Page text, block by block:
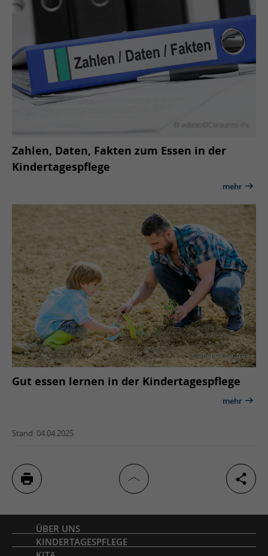
© adobe©Coloures-Pic
Zahlen, Daten, Fakten zum Essen in der
Kindertagespflege
mehr
© adobe©be_free
Gut essen lernen in der Kindertagespflege
mehr
Stand: 04.04.2025
Inhaltsverzeichnis
ÜBER UNS
KINDERTAGESPFLEGE